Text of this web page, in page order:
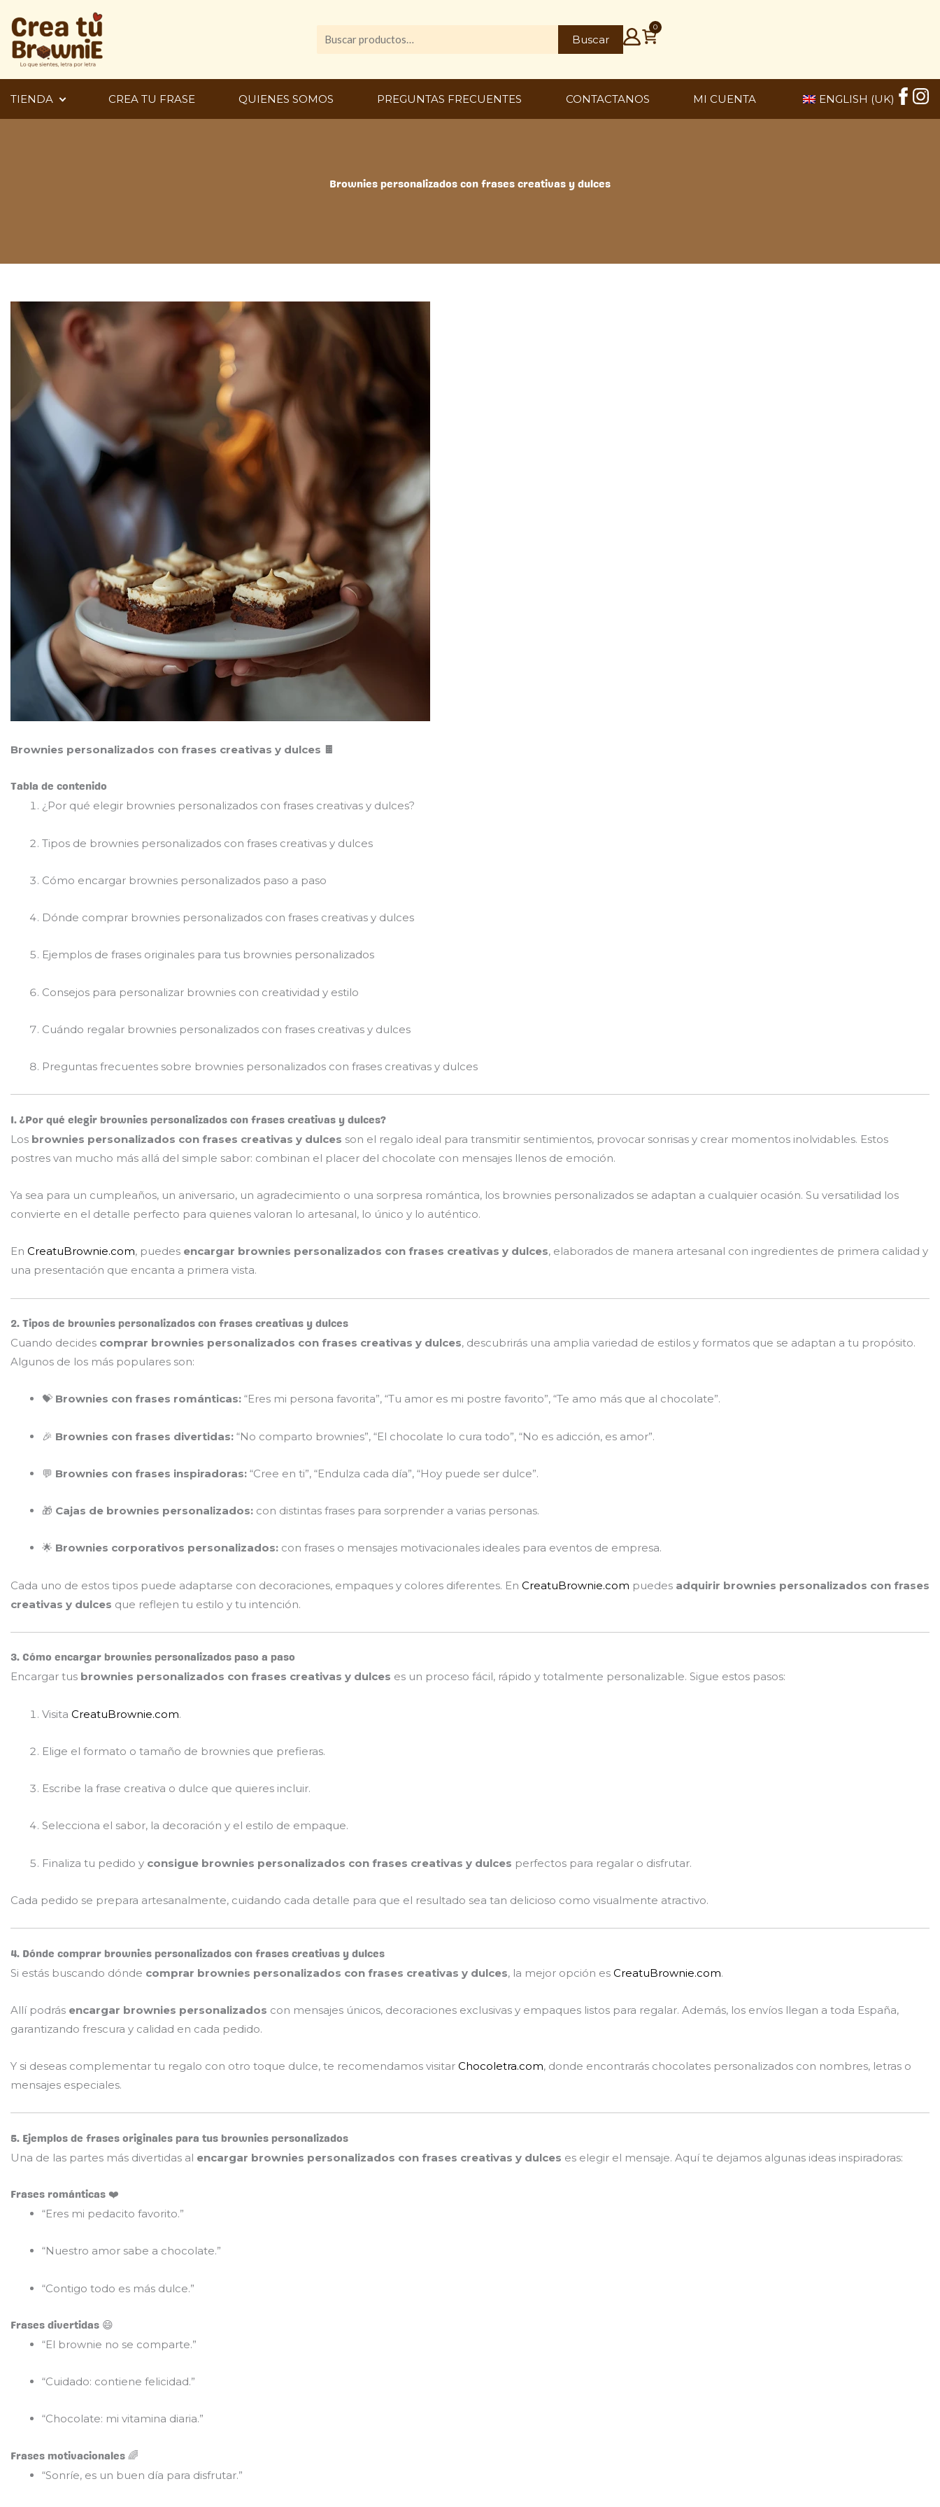
contenido
Buscar
Buscar
0
TIENDA CREA TU FRASE QUIENES SOMOS PREGUNTAS FRECUENTES CONTACTANOS MI CUENTA ENGLISH (UK)
Brownies personalizados con frases creativas y dulces
Brownies personalizados con frases creativas y dulces 🍫
Tabla de contenido
¿Por qué elegir brownies personalizados con frases creativas y dulces?
Tipos de brownies personalizados con frases creativas y dulces
Cómo encargar brownies personalizados paso a paso
Dónde comprar brownies personalizados con frases creativas y dulces
Ejemplos de frases originales para tus brownies personalizados
Consejos para personalizar brownies con creatividad y estilo
Cuándo regalar brownies personalizados con frases creativas y dulces
Preguntas frecuentes sobre brownies personalizados con frases creativas y dulces
1. ¿Por qué elegir brownies personalizados con frases creativas y dulces?
Los brownies personalizados con frases creativas y dulces son el regalo ideal para transmitir sentimientos, provocar sonrisas y crear momentos inolvidables. Estos
postres van mucho más allá del simple sabor: combinan el placer del chocolate con mensajes llenos de emoción.
Ya sea para un cumpleaños, un aniversario, un agradecimiento o una sorpresa romántica, los brownies personalizados se adaptan a cualquier ocasión. Su versatilidad los
convierte en el detalle perfecto para quienes valoran lo artesanal, lo único y lo auténtico.
En CreatuBrownie.com, puedes encargar brownies personalizados con frases creativas y dulces, elaborados de manera artesanal con ingredientes de primera calidad y
una presentación que encanta a primera vista.
2. Tipos de brownies personalizados con frases creativas y dulces
Cuando decides comprar brownies personalizados con frases creativas y dulces, descubrirás una amplia variedad de estilos y formatos que se adaptan a tu propósito.
Algunos de los más populares son:
💝 Brownies con frases románticas: “Eres mi persona favorita”, “Tu amor es mi postre favorito”, “Te amo más que al chocolate”.
🎉 Brownies con frases divertidas: “No comparto brownies”, “El chocolate lo cura todo”, “No es adicción, es amor”.
💬 Brownies con frases inspiradoras: “Cree en ti”, “Endulza cada día”, “Hoy puede ser dulce”.
🎁 Cajas de brownies personalizados: con distintas frases para sorprender a varias personas.
🌟 Brownies corporativos personalizados: con frases o mensajes motivacionales ideales para eventos de empresa.
Cada uno de estos tipos puede adaptarse con decoraciones, empaques y colores diferentes. En CreatuBrownie.com puedes adquirir brownies personalizados con frases
creativas y dulces que reflejen tu estilo y tu intención.
3. Cómo encargar brownies personalizados paso a paso
Encargar tus brownies personalizados con frases creativas y dulces es un proceso fácil, rápido y totalmente personalizable. Sigue estos pasos:
Visita CreatuBrownie.com.
Elige el formato o tamaño de brownies que prefieras.
Escribe la frase creativa o dulce que quieres incluir.
Selecciona el sabor, la decoración y el estilo de empaque.
Finaliza tu pedido y consigue brownies personalizados con frases creativas y dulces perfectos para regalar o disfrutar.
Cada pedido se prepara artesanalmente, cuidando cada detalle para que el resultado sea tan delicioso como visualmente atractivo.
4. Dónde comprar brownies personalizados con frases creativas y dulces
Si estás buscando dónde comprar brownies personalizados con frases creativas y dulces, la mejor opción es CreatuBrownie.com.
Allí podrás encargar brownies personalizados con mensajes únicos, decoraciones exclusivas y empaques listos para regalar. Además, los envíos llegan a toda España,
garantizando frescura y calidad en cada pedido.
Y si deseas complementar tu regalo con otro toque dulce, te recomendamos visitar Chocoletra.com, donde encontrarás chocolates personalizados con nombres, letras o
mensajes especiales.
5. Ejemplos de frases originales para tus brownies personalizados
Una de las partes más divertidas al encargar brownies personalizados con frases creativas y dulces es elegir el mensaje. Aquí te dejamos algunas ideas inspiradoras:
Frases románticas ❤️
“Eres mi pedacito favorito.”
“Nuestro amor sabe a chocolate.”
“Contigo todo es más dulce.”
Frases divertidas 😄
“El brownie no se comparte.”
“Cuidado: contiene felicidad.”
“Chocolate: mi vitamina diaria.”
Frases motivacionales 🌈
“Sonríe, es un buen día para disfrutar.”